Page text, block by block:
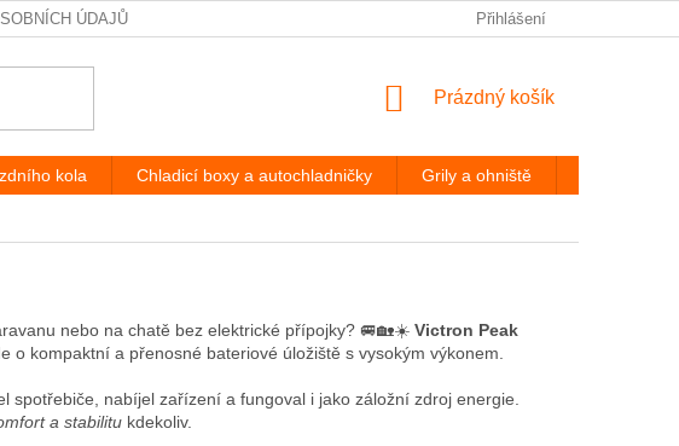
ÚDAJŮ PODMÍNKY OCHRANY OSOBNÍCH ÚDAJŮ ODSTOUPENÍ OD
Přihlášení
NÁKUPNÍ
Prázdný košík
kola Chladicí boxy a autochladničky Grily a ohniště
nebo na chatě bez elektrické přípojky? 🚐🏡☀️ Victron Peak
o kompaktní a přenosné bateriové úložiště s vysokým výkonem.
nabíjel zařízení a fungoval i jako záložní zdroj energie.
a stabilitu kdekoliv.